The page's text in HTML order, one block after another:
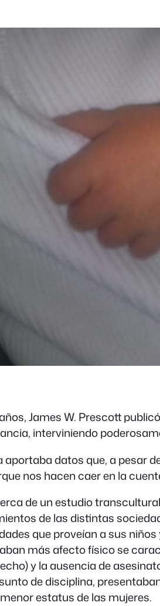
James W. Prescott
interviniendo
datos que, a pesar
nos hacen caer en la
de un estudio
de las distintas
que proveían a sus
más afecto físico se
y la ausencia de
de disciplina,
estatus de las mujeres.